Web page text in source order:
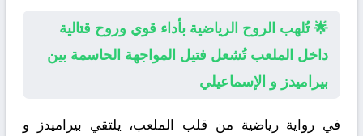
🌟 تُلهب الروح الرياضية بأداء قوي وروح قتالية
داخل الملعب تُشعل فتيل المواجهة الحاسمة بين
بيراميدز و الإسماعيلي
في رواية رياضية من قلب الملعب، يلتقي بيراميدز
و